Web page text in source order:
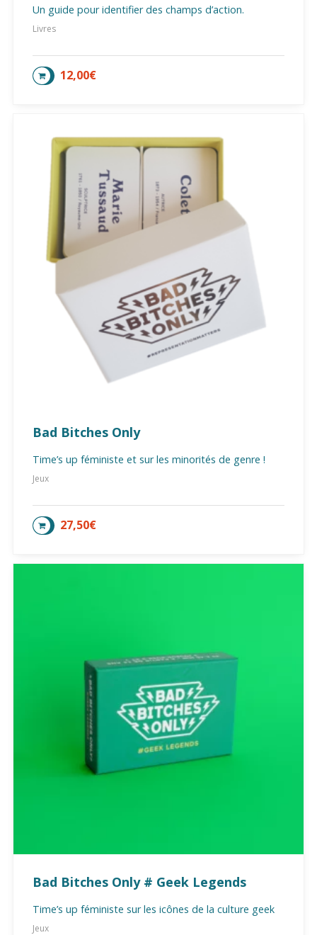
Un guide pour identifier des champs d’action.
Livres
12,00€
AJOUTER AU PANIER
Bad Bitches Only
Time’s up féministe et sur les minorités de genre !
Jeux
27,50€
AJOUTER AU PANIER
Bad Bitches Only # Geek Legends
Time’s up féministe sur les icônes de la culture geek
Jeux